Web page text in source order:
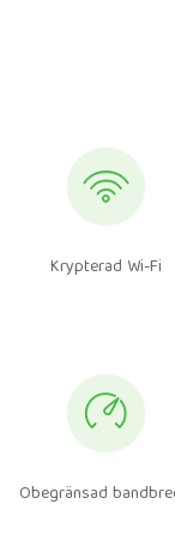
Krypterad Wi-Fi
Obegränsad